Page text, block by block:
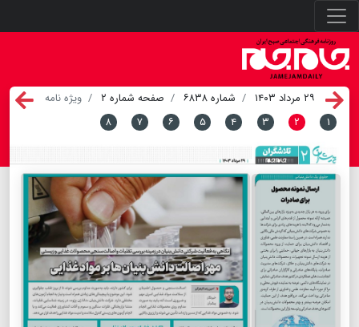
۲۹ مرداد ۱۴۰۳ شماره ۶۸۳۸ صفحه شماره ۲
ویژه نامه
۱
۲ ۳ ۴ ۵ ۶ ۷ ۸